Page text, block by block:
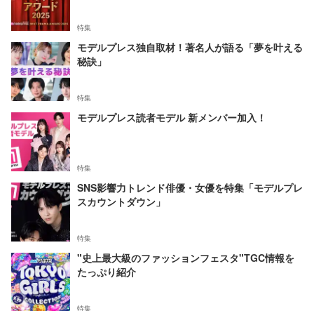
特集
モデルプレス独自取材！著名人が語る「夢を叶える
秘訣」
特集
モデルプレス読者モデル 新メンバー加入！
特集
SNS影響力トレンド俳優・女優を特集「モデルプレ
スカウントダウン」
特集
"史上最大級のファッションフェスタ"TGC情報を
たっぷり紹介
特集